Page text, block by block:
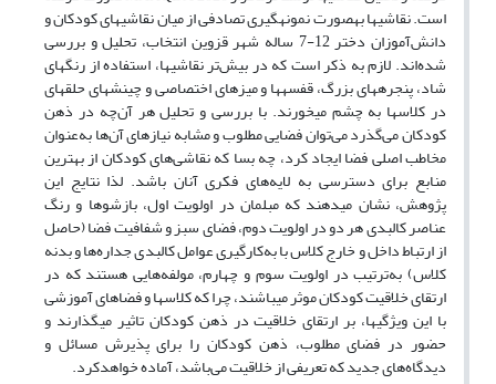
است. نقاشی‎ها به‎صورت نمونه‎گیری تصادفی از میان نقاشی‎های کودکان و
دانش‌آموزان دختر 12-7 ساله شهر قزوین انتخاب، تحلیل و بررسی
شده‌‌اند. لازم به ذکر است که در بیش‌تر نقاشی‎ها، استفاده از رنگ‎های
شاد، پنجره‎های بزرگ، قفسه‎ها و میزهای اختصاصی و چینش‎های حلقه‎ای
در کلاس‎ها به چشم می‎خورند. با بررسی و تحلیل هر آن‌‌چه در ذهن
کودکان می‌‌گذرد می‌‌توان فضایی مطلوب و مشابه نیازهای آن‌‌ها به‌عنوان
مخاطب اصلی فضا ایجاد کرد، چه بسا که نقاشی‌‌های کودکان از بهترین
منابع برای دسترسی به لایه‌‌های فکری آنان ‌‌باشد. لذا نتایج این
پژوهش، نشان می‎دهند که مبلمان در اولویت اول، بازشوها و رنگ
عناصر کالبدی هر دو در اولویت دوم، فضای سبز و شفافیت فضا (حاصل
از ارتباط داخل و خارج کلاس با به‌کارگیری عوامل کالبدی جداره‌ها و بدنه
کلاس) به‌ترتیب در اولویت سو‌م و چهارم، مولفه‌هایی هستند که در
ارتقای خلاقیت کودکان موثر می‎باشند، چرا که کلاس‎ها و فضاهای آموزشی
با این ویژگی‎ها، بر ارتقای خلاقیت در ذهن کودکان تاثیر می‎گذارند و
حضور در فضای مطلوب، ذهن کودکان را برای پذیرش مسائل و
دیدگاه‌های جدید که تعریفی از خلاقیت می‌باشد، آماده خواهد‌کرد.